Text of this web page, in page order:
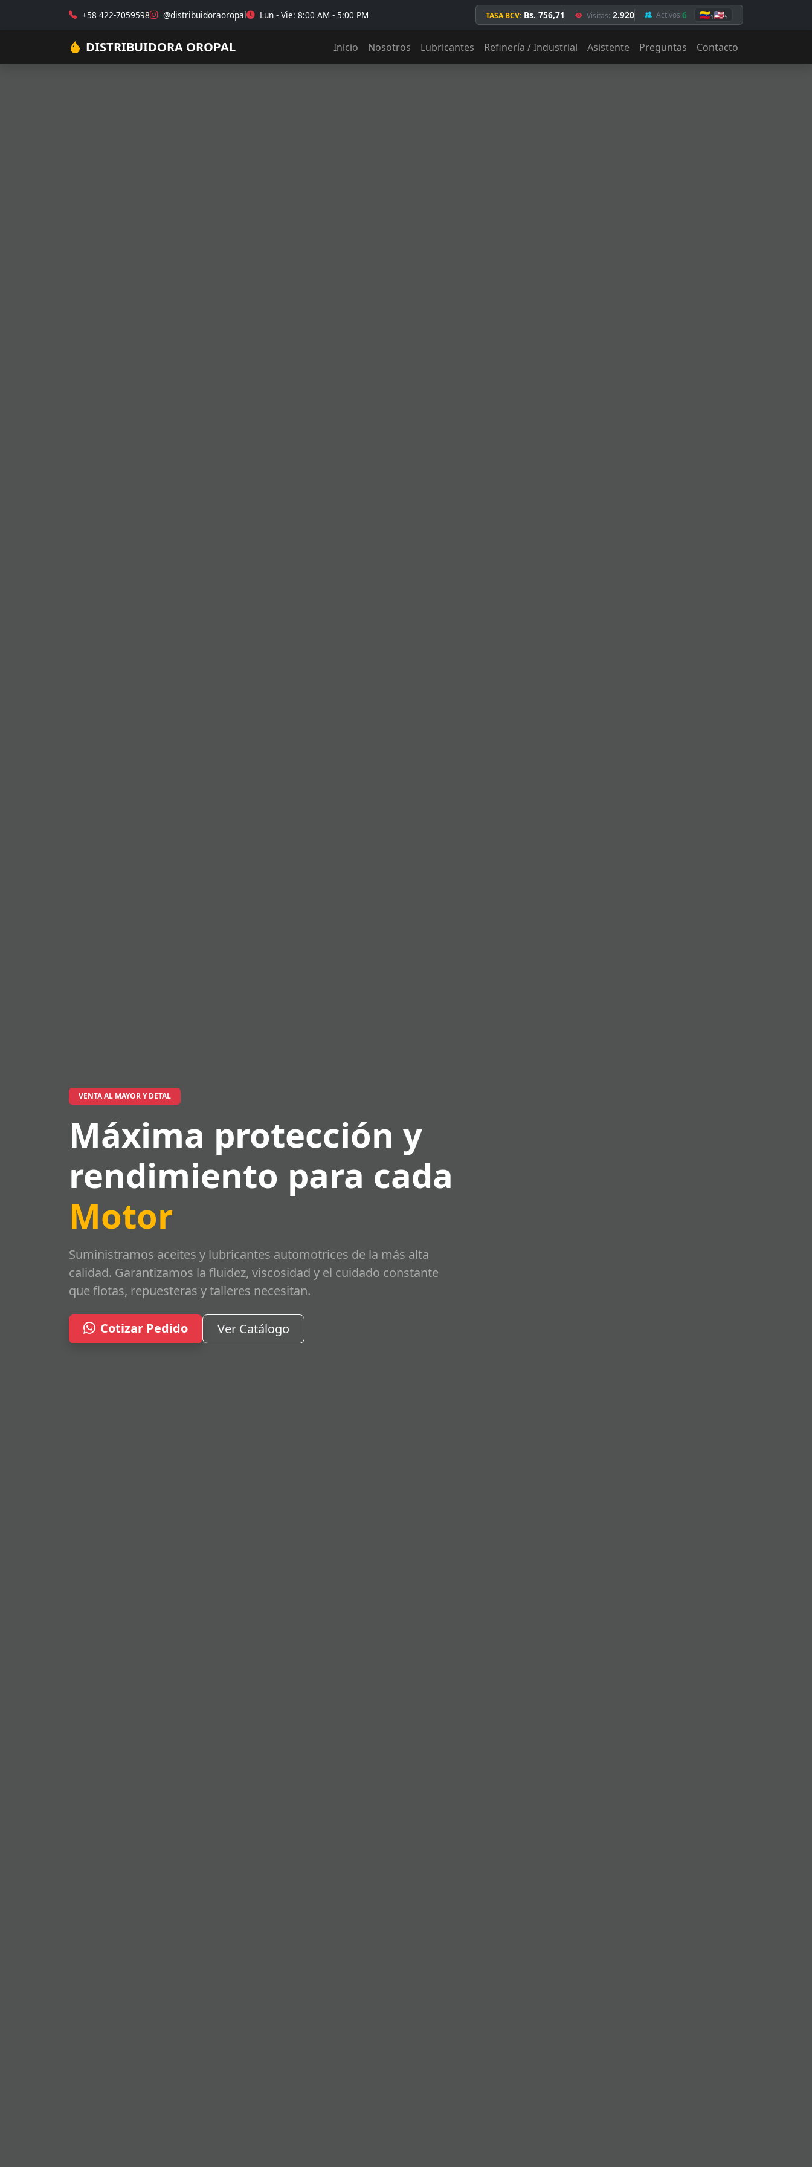
+58 422-7059598 @distribuidoraoropal Lun - Vie: 8:00 AM - 5:00 PM TASA BCV: Bs. 756,71 Visitas: 2.920 Activos:6 🇻🇪1🇺🇸5
DISTRIBUIDORA OROPAL Inicio Nosotros Lubricantes Refinería / Industrial Asistente Preguntas Contacto
VENTA AL MAYOR Y DETAL
Máxima protección y
rendimiento para cada
Motor
Suministramos aceites y lubricantes automotrices de la más alta
calidad. Garantizamos la fluidez, viscosidad y el cuidado constante
que flotas, repuesteras y talleres necesitan.
Cotizar Pedido Ver Catálogo